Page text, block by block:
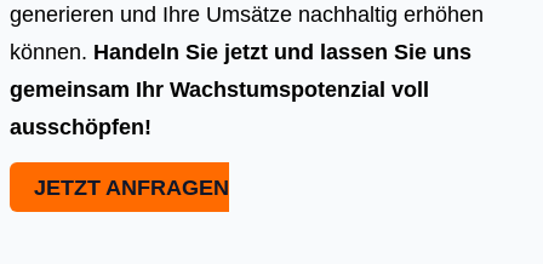
generieren und Ihre Umsätze nachhaltig erhöhen
können. Handeln Sie jetzt und lassen Sie uns
gemeinsam Ihr Wachstumspotenzial voll
ausschöpfen!
JETZT ANFRAGEN